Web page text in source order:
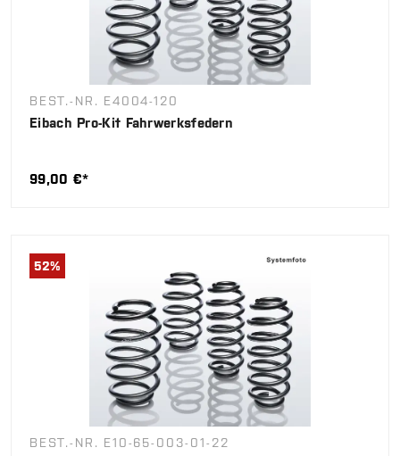
BEST.-NR. E4004-120
Eibach Pro-Kit Fahrwerksfedern
99,00 €*
52%
BEST.-NR. E10-65-003-01-22